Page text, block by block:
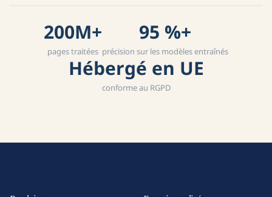
200M+
pages traitées
95 %+
précision sur les modèles entraînés
Hébergé en UE
conforme au RGPD